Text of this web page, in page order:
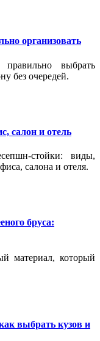
организовать
выбрать
без очередей.
салон и отель
стойки: виды,
салона и отеля.
бруса:
материал, который
выбрать кузов и